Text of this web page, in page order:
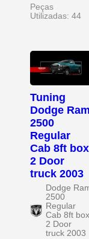
Peças
Utilizadas: 44
Tuning
Dodge Ram
2500
Regular
Cab 8ft box
2 Door
truck 2003
Dodge
2500
Regular
Cab 8ft box
2 Door
truck 2003